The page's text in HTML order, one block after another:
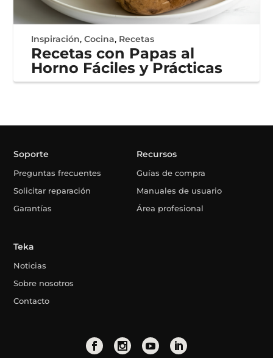
Inspiración,Cocina, Recetas
Recetas con Papas al
Horno Fáciles y Prácticas
Soporte
Preguntas frecuentes
Solicitar reparación
Garantías
Recursos
Guías de compra
Manuales de usuario
Área profesional
Teka
Noticias
Sobre nosotros
Contacto